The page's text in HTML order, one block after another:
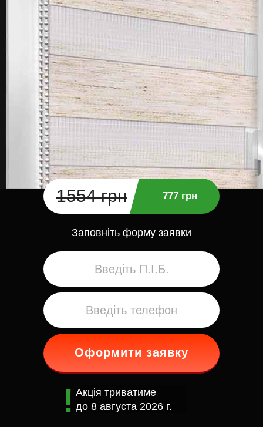
1554 грн 777 грн
Заповніть форму заявки
Оформити заявку
Акція триватиме
до 8 августа 2026 г.